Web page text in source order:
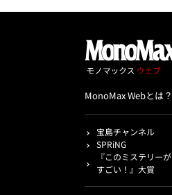
MonoMax Webとは？
宝島チャンネル
SPRiNG
『このミステリーが
すごい！』大賞